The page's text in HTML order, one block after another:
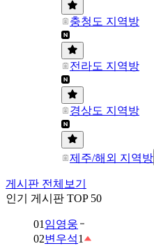
충청도 지역방
전라도 지역방
경상도 지역방
제주/해외 지역방
게시판 전체보기
인기 게시판 TOP 50
01 임영웅
02변우석1